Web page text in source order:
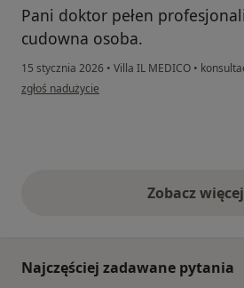
Pani doktor pełen
cudowna osoba.
15 stycznia 2026 • Villa IL MEDICO •
w opinii użytkownika Małgorzata
zgłoś nadużycie
Zobacz więcej
opinie
Najczęściej zadawane pytania